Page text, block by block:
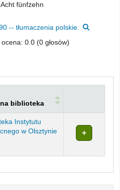
Acht fünfzehn
-- tłumaczenia polskie.
0.0 (0 głosów)
biblioteka
Instytutu
w Olsztynie